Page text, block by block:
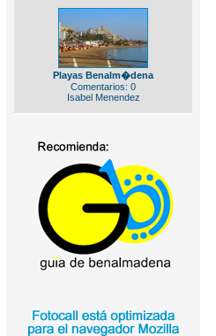
Playas Benalm�dena
Comentarios: 0
Isabel Menendez